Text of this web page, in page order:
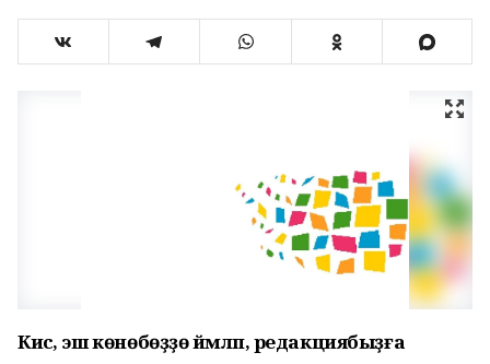
Кисә, эш көнөбөҙҙө йәмләп, редакциябыҙға